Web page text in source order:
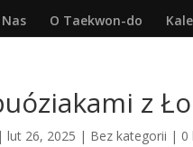
Nas O Taekwon-do
z
|lut 26, 2025 | Bez kategorii | 0